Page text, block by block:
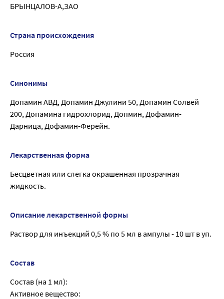
БРЫНЦАЛОВ-А,ЗАО
Страна происхождения
Россия
Синонимы
Допамин АВД, Допамин Джулини 50, Допамин Солвей
200, Допамина гидрохлорид, Допмин, Дофамин-
Дарница, Дофамин-Ферейн.
Лекарственная форма
Бесцветная или слегка окрашенная прозрачная
жидкость.
Описание лекарственной формы
Раствор для инъекций 0,5 % по 5 мл в ампулы - 10 шт в уп.
Состав
Состав (на 1 мл):
Активное вещество: